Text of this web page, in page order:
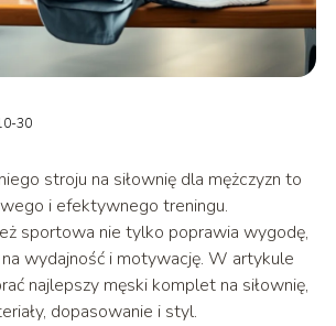
30
stroju na siłownię dla mężczyzn to
i efektywnego treningu.
sportowa nie tylko poprawia wygodę,
wydajność i motywację. W artykule
najlepszy męski komplet na siłownię,
dopasowanie i styl.